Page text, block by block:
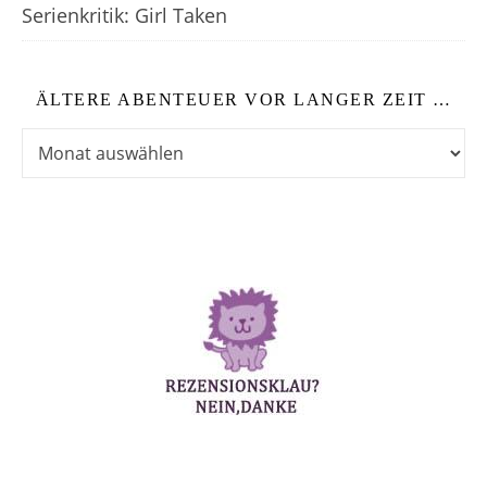
Serienkritik: Girl Taken
ÄLTERE ABENTEUER VOR LANGER ZEIT …